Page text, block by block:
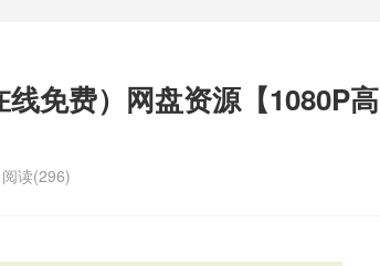
免费）网盘资源【1080P高
阅读(296)